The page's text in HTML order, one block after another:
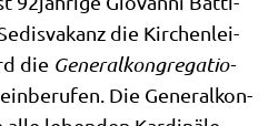
die Kir­chen­lei­
die Gene­ral­kon­gre­ga­tio­
Die Gene­ral­kon­